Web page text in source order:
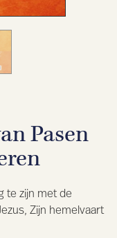
Pasen
te zijn met de
Zijn hemelvaart